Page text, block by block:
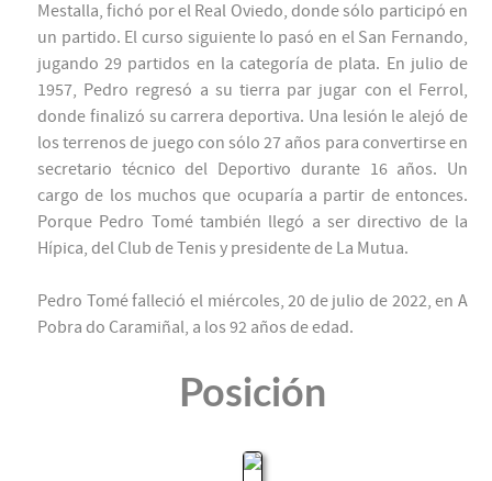
Mestalla, fichó por el Real Oviedo, donde sólo participó en
un partido. El curso siguiente lo pasó en el San Fernando,
jugando 29 partidos en la categoría de plata. En julio de
1957, Pedro regresó a su tierra par jugar con el Ferrol,
donde finalizó su carrera deportiva. Una lesión le alejó de
los terrenos de juego con sólo 27 años para convertirse en
secretario técnico del Deportivo durante 16 años. Un
cargo de los muchos que ocuparía a partir de entonces.
Porque Pedro Tomé también llegó a ser directivo de la
Hípica, del Club de Tenis y presidente de La Mutua.
Pedro Tomé falleció el miércoles, 20 de julio de 2022, en A
Pobra do Caramiñal, a los 92 años de edad.
Posición